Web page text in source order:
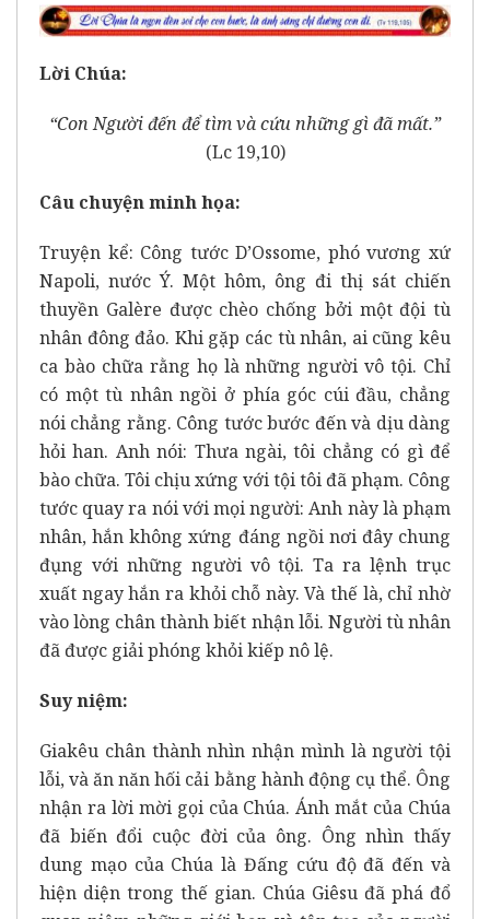
Lời Chúa:
“Con Người đến để tìm và cứu những gì đã mất.”
(Lc 19,10)
Câu chuyện minh họa:
Truyện kể: Công tước D’Ossome, phó vương xứ
Napoli, nước Ý. Một hôm, ông đi thị sát chiến
thuyền Galère được chèo chống bởi một đội tù
nhân đông đảo. Khi gặp các tù nhân, ai cũng kêu
ca bào chữa rằng họ là những người vô tội. Chỉ
có một tù nhân ngồi ở phía góc cúi đầu, chẳng
nói chẳng rằng. Công tước bước đến và dịu dàng
hỏi han. Anh nói: Thưa ngài, tôi chẳng có gì để
bào chữa. Tôi chịu xứng với tội tôi đã phạm. Công
tước quay ra nói với mọi người: Anh này là phạm
nhân, hắn không xứng đáng ngồi nơi đây chung
đụng với những người vô tội. Ta ra lệnh trục
xuất ngay hắn ra khỏi chỗ này. Và thế là, chỉ nhờ
vào lòng chân thành biết nhận lỗi. Người tù nhân
đã được giải phóng khỏi kiếp nô lệ.
Suy niệm:
Giakêu chân thành nhìn nhận mình là người tội
lỗi, và ăn năn hối cải bằng hành động cụ thể. Ông
nhận ra lời mời gọi của Chúa. Ánh mắt của Chúa
đã biến đổi cuộc đời của ông. Ông nhìn thấy
dung mạo của Chúa là Đấng cứu độ đã đến và
hiện diện trong thế gian. Chúa Giêsu đã phá đổ